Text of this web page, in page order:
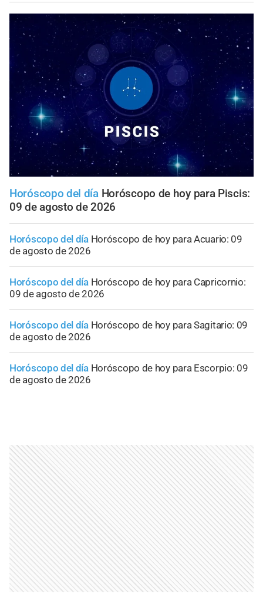
Horóscopo del día Horóscopo de hoy para Piscis:
09 de agosto de 2026
Horóscopo del día Horóscopo de hoy para Acuario: 09
de agosto de 2026
Horóscopo del día Horóscopo de hoy para Capricornio:
09 de agosto de 2026
Horóscopo del día Horóscopo de hoy para Sagitario: 09
de agosto de 2026
Horóscopo del día Horóscopo de hoy para Escorpio: 09
de agosto de 2026